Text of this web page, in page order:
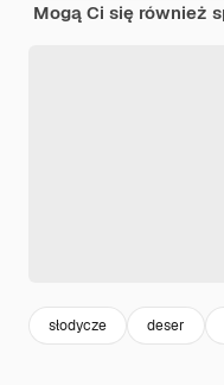
Mogą Ci się również
słodycze deser